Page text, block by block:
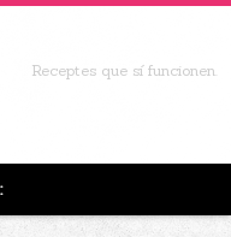
Receptes que sí funcionen.